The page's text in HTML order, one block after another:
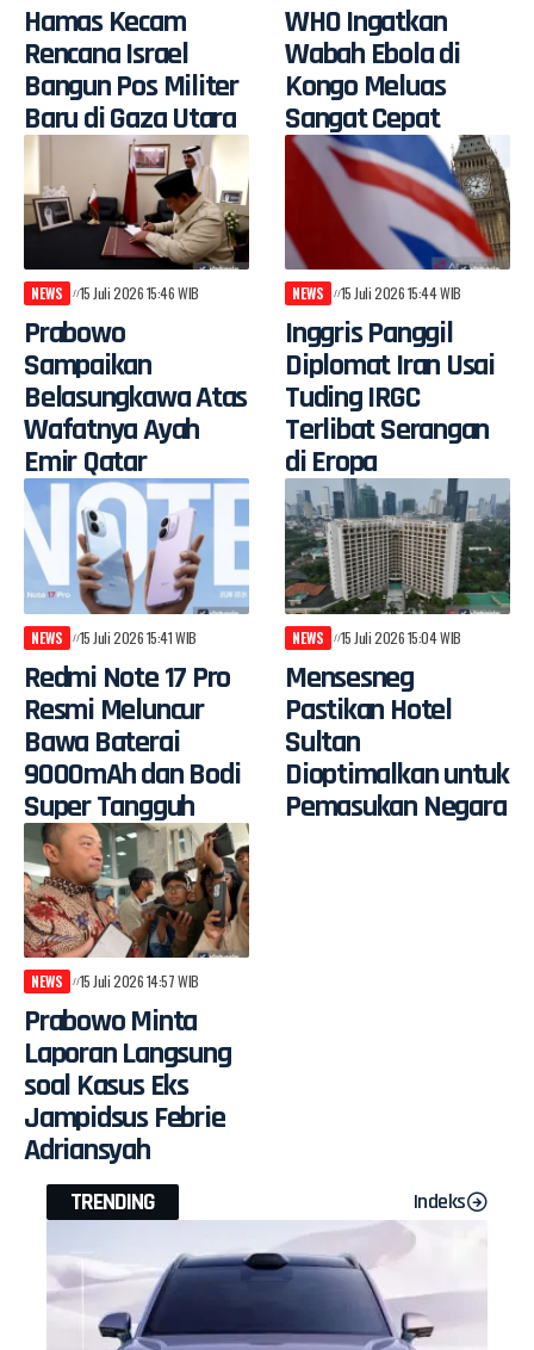
Hamas Kecam
Rencana Israel
Bangun Pos Militer
Baru di Gaza Utara
WHO Ingatkan
Wabah Ebola di
Kongo Meluas
Sangat Cepat
NEWS 15 Juli 2026 15:46 WIB
Prabowo
Sampaikan
Belasungkawa Atas
Wafatnya Ayah
Emir Qatar
NEWS 15 Juli 2026 15:44 WIB
Inggris Panggil
Diplomat Iran Usai
Tuding IRGC
Terlibat Serangan
di Eropa
NEWS 15 Juli 2026 15:41 WIB
Redmi Note 17 Pro
Resmi Meluncur
Bawa Baterai
9000mAh dan Bodi
Super Tangguh
NEWS 15 Juli 2026 15:04 WIB
Mensesneg
Pastikan Hotel
Sultan
Dioptimalkan untuk
Pemasukan Negara
NEWS 15 Juli 2026 14:57 WIB
Prabowo Minta
Laporan Langsung
soal Kasus Eks
Jampidsus Febrie
Adriansyah
TRENDING Indeks